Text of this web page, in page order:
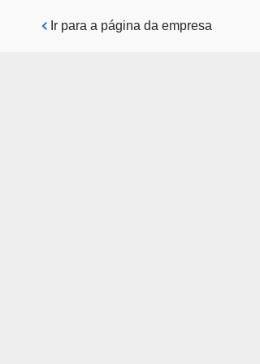
Pular para o conteúdo principal
Ir para a página da empresa